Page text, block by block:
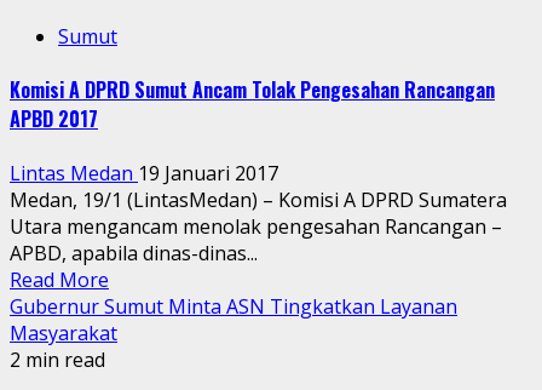
Sumut
Komisi A DPRD Sumut Ancam Tolak Pengesahan Rancangan
APBD 2017
Lintas Medan 19 Januari 2017
Medan, 19/1 (LintasMedan) – Komisi A DPRD Sumatera
Utara mengancam menolak pengesahan Rancangan –
APBD, apabila dinas-dinas...
Read More
Gubernur Sumut Minta ASN Tingkatkan Layanan
Masyarakat
2 min read